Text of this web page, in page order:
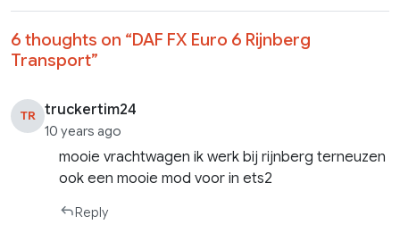
6 thoughts on “DAF FX Euro 6 Rijnberg
Transport”
TR truckertim24
10 years ago
mooie vrachtwagen ik werk bij rijnberg terneuzen
ook een mooie mod voor in ets2
Reply